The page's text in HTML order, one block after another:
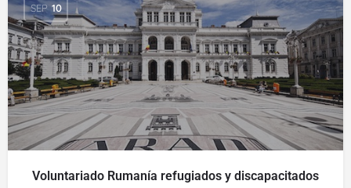
SEP 10
Voluntariado Rumanía refugiados y discapacitados